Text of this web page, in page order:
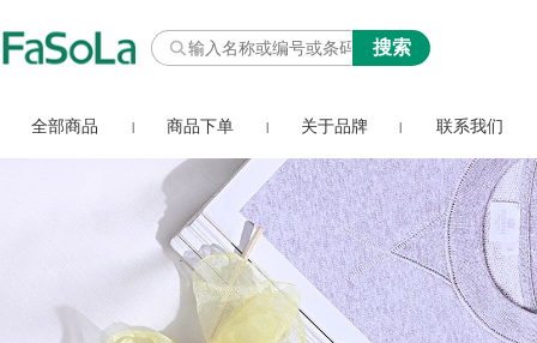
全部商品 商品下单 关于品牌 联系我们